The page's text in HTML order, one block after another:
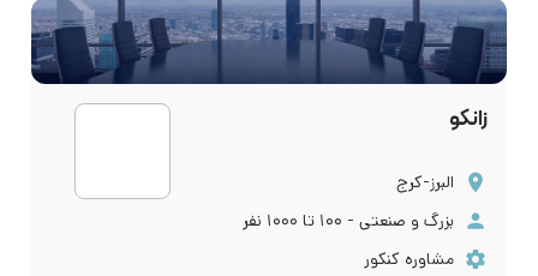
زانکو
البرز-کرج
بزرگ و صنعتی - ۱۰۰ تا ۱۰۰۰ نفر
مشاوره کنکور